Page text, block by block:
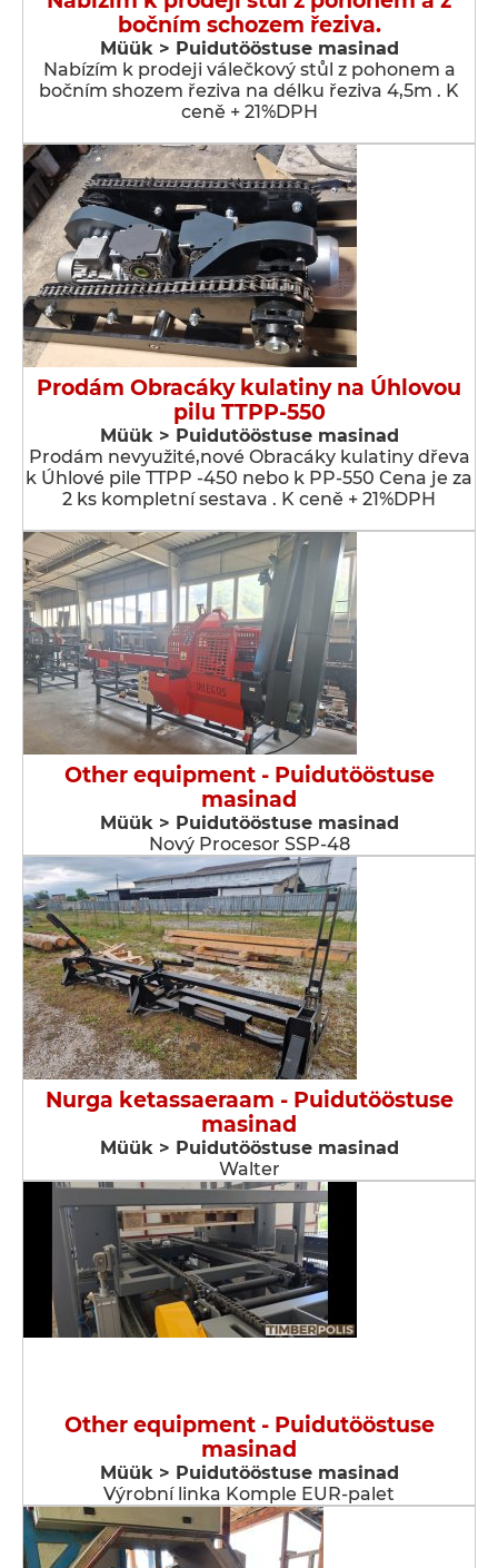
bočním schozem řeziva.
Müük > Puidutööstuse masinad
Nabízím k prodeji válečkový stůl z pohonem a
bočním shozem řeziva na délku řeziva 4,5m . K
ceně + 21%DPH
Prodám Obracáky kulatiny na Úhlovou
pilu TTPP-550
Müük > Puidutööstuse masinad
Prodám nevyužité,nové Obracáky kulatiny dřeva
k Úhlové pile TTPP -450 nebo k PP-550 Cena je za
2 ks kompletní sestava . K ceně + 21%DPH
Other equipment - Puidutööstuse
masinad
Müük > Puidutööstuse masinad
Nový Procesor SSP-48
Nurga ketassaeraam - Puidutööstuse
masinad
Müük > Puidutööstuse masinad
Walter
Other equipment - Puidutööstuse
masinad
Müük > Puidutööstuse masinad
Výrobní linka Komple EUR-palet